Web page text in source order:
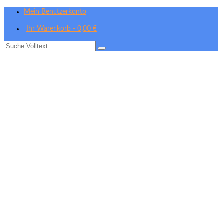
Mein Benutzerkonto
Ihr Warenkorb - 0,00 €
Suche